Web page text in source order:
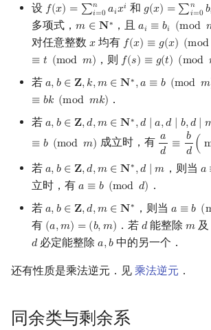
设 𝑓(𝑥) = ∑𝑛
𝑖=0𝑎𝑖𝑥𝑖
f(x)= ∑i= 0naixi 和 𝑔(𝑥) = ∑𝑛
𝑖=0 𝑏
g(x)= ∑i =0nbix
多项式， 𝑚 ∈ 𝐍 ∗
m ∈N∗ ，且 𝑎𝑖 ≡ 𝑏𝑖 (mod
ai ≡b i(modm)
对任意整数 𝑥
x 均有 𝑓(𝑥) ≡ 𝑔(𝑥) (mod
f(x)≡ g(x)(modm)
≡ 𝑡 (mod 𝑚) ，则 𝑓(𝑠) ≡ 𝑔(𝑡) (mod
f(s)≡ g(t )(modm)
若 𝑎,𝑏 ∈ 𝐙,𝑘,𝑚 ∈ 𝐍 ∗,𝑎 ≡ 𝑏 (mod 𝑚
a, b ∈Z,k, m∈N∗,a ≡b( mod m)
≡ 𝑏𝑘 (mod 𝑚𝑘) ．
若 𝑎,𝑏 ∈ 𝐙,𝑑,𝑚 ∈ 𝐍 ∗,𝑑 ∣ 𝑎,𝑑 ∣ 𝑏,𝑑 ∣
a, b ∈Z,d,m∈N∗,d∣a,d b,d∣ m
≡ 𝑏 (mod 𝑚) 成立时，有 𝑎
𝑑 ≡ 𝑏
𝑑 (
ad ≡b d(
若 𝑎,𝑏 ∈ 𝐙,𝑑,𝑚 ∈ 𝐍 ∗,𝑑 ∣ 𝑚
a, b ∈Z,d,m∈N∗,d∣m ，则当 𝑎
a
立时，有 𝑎 ≡ 𝑏 (mod 𝑑)
a ≡b (modd)
．
若 𝑎,𝑏 ∈ 𝐙,𝑑,𝑚 ∈ 𝐍 ∗
a, b ∈Z,d,m∈N∗ ，则当 𝑎 ≡ 𝑏 (
a ≡b (
有 (𝑎,𝑚) = (𝑏,𝑚)
(a,m)= (b m) ．若 𝑑
d能整除𝑚
m
𝑑
d必定能整除𝑎,𝑏
a,b中的另一个．
还有性质是乘法逆元．见 乘法逆元 ．
同余类与剩余系